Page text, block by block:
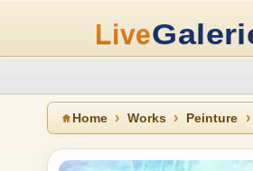
Home Works Peinture